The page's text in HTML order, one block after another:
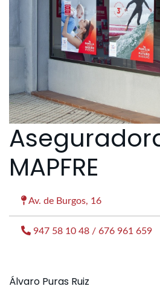
MAPFRE
Av. de Burgos, 16
947 58 10 48 / 676 961 659
Álvaro Puras Ruiz